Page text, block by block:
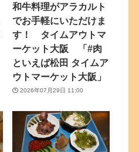
和牛料理がアラカルト
でお手軽にいただけま
す！ タイムアウトマ
ーケット大阪 「#肉
といえば松田 タイムア
ウトマーケット大阪」
2026年07月29日 11:00